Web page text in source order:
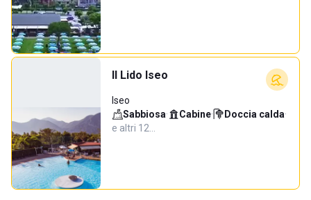
Il Lido Iseo
Iseo
Sabbiosa· Cabine· Doccia calda·
e altri 12…